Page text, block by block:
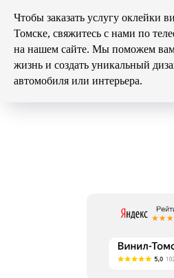
Чтобы заказать услугу оклейки
Томске, свяжитесь с нами по
на нашем сайте. Мы поможем
жизнь и создать уникальный
автомобиля или интерьера.